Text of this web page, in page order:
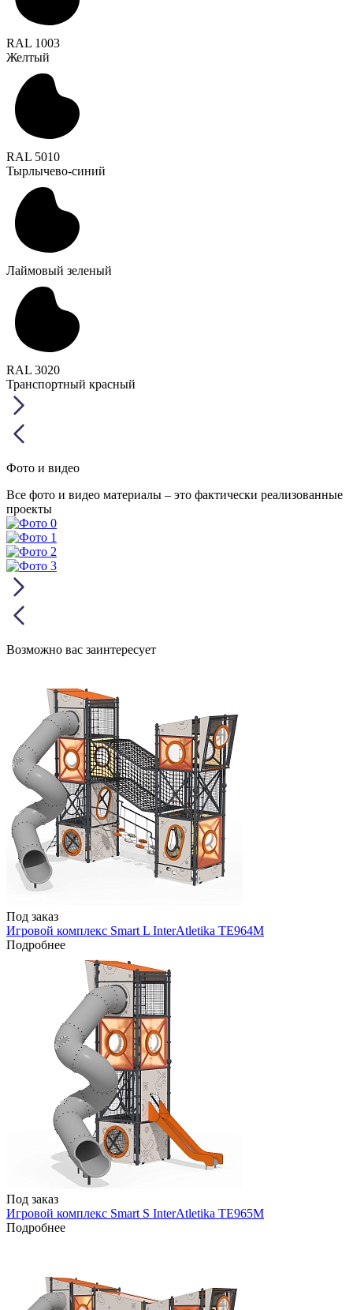
RAL 1003
Желтый
RAL 5010
Тырлычево-синий
Лаймовый зеленый
RAL 3020
Транспортный красный
Фото и видео
Все фото и видео материалы – это фактически реализованные
проекты
Возможно вас заинтересует
Под заказ
Игровой комплекс Smart L InterAtletika TE964M
Подробнее
Под заказ
Игровой комплекс Smart S InterAtletika TE965M
Подробнее